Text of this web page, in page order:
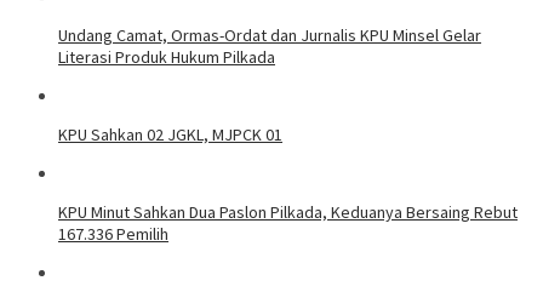
Undang Camat, Ormas-Ordat dan Jurnalis KPU Minsel Gelar
Literasi Produk Hukum Pilkada
KPU Sahkan 02 JGKL, MJPCK 01
KPU Minut Sahkan Dua Paslon Pilkada, Keduanya Bersaing Rebut
167.336 Pemilih